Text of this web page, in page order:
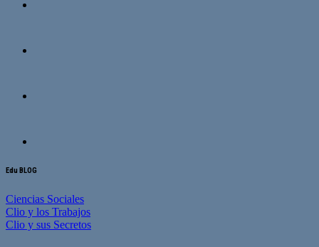
Edu BLOG
Ciencias Sociales
Clio y los Trabajos
Clio y sus Secretos